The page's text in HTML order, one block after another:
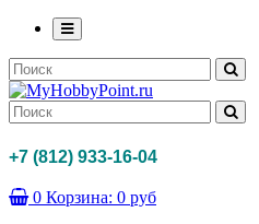
+7 (812) 933-16-04
0 Корзина: 0 руб